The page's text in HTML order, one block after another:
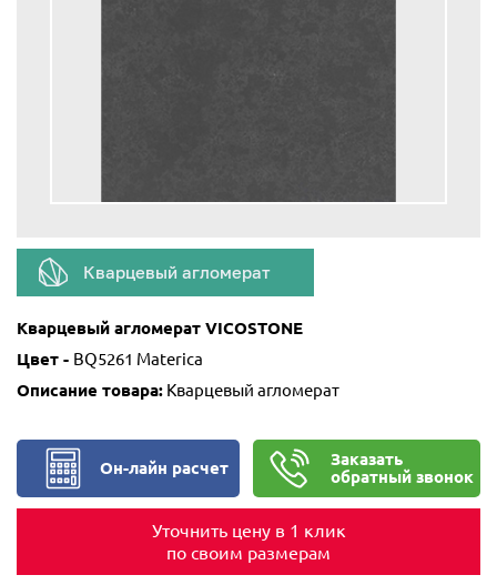
Кварцевый агломерат
Кварцевый агломерат VICOSTONE
Цвет - BQ5261 Materica
Описание товара: Кварцевый агломерат
Он-лайн расчет
Заказать
обратный звонок
Уточнить цену в 1 клик
по своим размерам